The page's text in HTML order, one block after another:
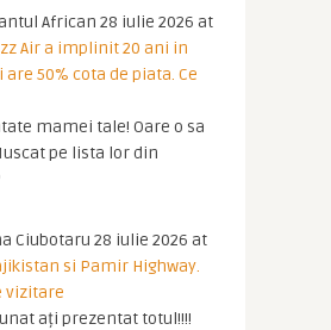
African 28 iulie 2026 at
Air a implinit 20 ani in
50% cota de piata. Ce
mamei tale! Oare o sa
pe lista lor din
Ciubotaru 28 iulie 2026 at
si Pamir Highway.
vizitare
ați prezentat totul!!!!